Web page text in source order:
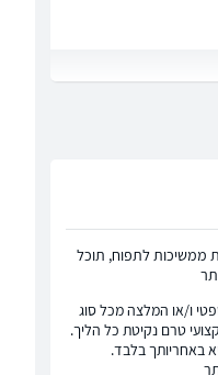
ממשיכות לתפוח, תוכל
ו/או המלצה מכל סוג
טרם נקיטת כל הליך.
באחריותך בלבד.